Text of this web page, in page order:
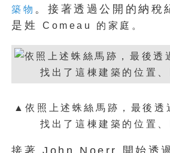
築物 。接著透過公開的納稅
是姓 Comeau 的家庭。
▲依照 上述蛛絲馬跡，最後 透
找出了這棟建築的位置、
接著 John Noerr 開始透